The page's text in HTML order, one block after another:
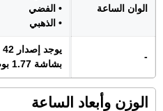
الوان الساعة
• الفضي
• الذهبي
-
بشاشة 1.77 بوصة
الوزن وأبعاد الساعة